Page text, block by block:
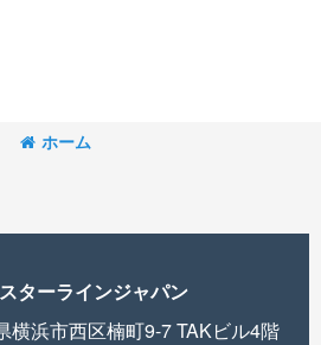
ホーム
ターラインジャパン
横浜市西区楠町9-7 TAKビル4階